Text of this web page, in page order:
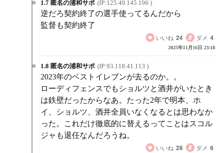
1.7 匿名の浦和サポ (IP:125.49.145.196 )
逆だろ契約終了の選手使ってるんだから
監督も契約終了
いいね 24 ダメ 4
2025年11月16日 23:18
1.8 匿名の浦和サポ (IP:93.118.41.113 )
2023年のベストイレブンが去るのか。。
ローディフェンスでもショルツと酒井がいたとき
は鉄壁だったからなあ。たった2年で明本、ホ
イ、ショルツ、酒井全員いなくなるとは思わなか
った。これだけ徹底的に替えるってことはスコル
ジャも退任なんだろうね。
いいね 28 ダメ 6